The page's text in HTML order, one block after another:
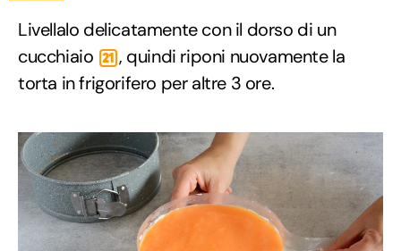
Livellalo delicatamente con il dorso di un
cucchiaio 21 , quindi riponi nuovamente la
torta in frigorifero per altre 3 ore.